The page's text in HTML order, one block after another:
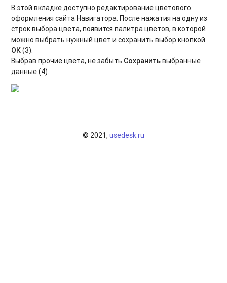
и детей
Переход на новый финансовый 2026 год. План технических
мероприятий в Навигаторе [дорожная карта]
Модуль "Карточки учреждений" для администратора
Меры поддержки для семей участников СВО
В этой вкладке доступно редактирование цветового
оформления сайта Навигатора. После нажатия на одну из
строк выбора цвета, появится палитра цветов, в которой
можно выбрать нужный цвет и сохранить выбор кнопкой
ОК(3).
Выбрав прочие цвета, не забыть Сохранитьвыбранные
данные (4).
© 2021, usedesk.ru